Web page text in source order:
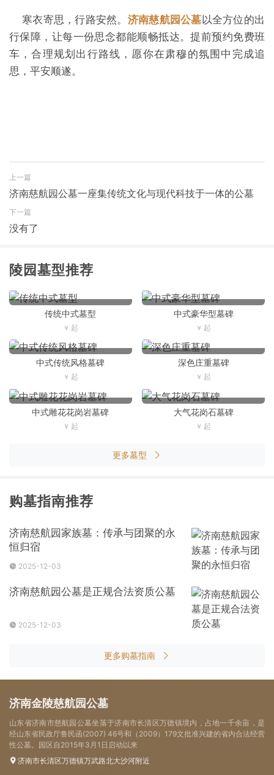
寒衣寄思，行路安然。 济南慈航园公墓以全方位的出
行保障，让每一份思念都能顺畅抵达。提前预约免费班
车，合理规划出行路线，愿你在肃穆的氛围中完成追
思，平安顺遂。
上一篇
济南慈航园公墓一座集传统文化与现代科技于一体的公墓
下一篇
没有了
陵园墓型推荐
传统中式墓型 中式豪华型墓碑
中式传统风格墓碑 深色庄重墓碑
中式雕花花岗岩墓碑 大气花岗石墓碑
更多墓型
购墓指南推荐
济南慈航园家族墓：传承与团聚的永
恒归宿
2025-12-03
济南慈航园公墓是正规合法资质公墓
2025-12-03
更多购墓指南
济南金陵慈航园公墓
山东省济南市慈航园公墓坐落于济南市长清区万德镇境内，占地一千余亩，是
经山东省民政厅鲁民函(2007) 46号和（2009）179文批准兴建的省内合法经营
性公墓。园区自2015年3月1日启动以来
济南市长清区万德镇万武路北大沙河附近